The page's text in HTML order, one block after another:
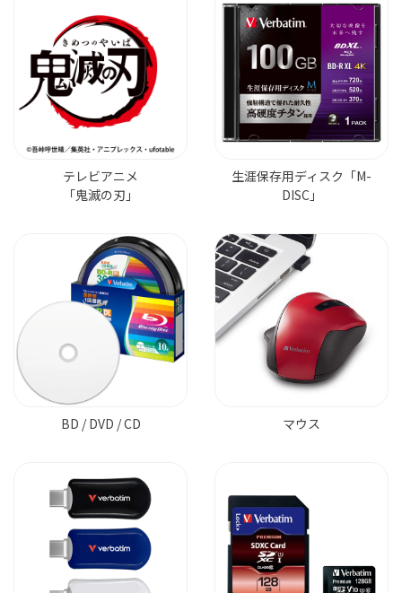
テレビアニメ
「鬼滅の刃」
生涯保存用ディスク「M-
DISC」
BD / DVD / CD マウス